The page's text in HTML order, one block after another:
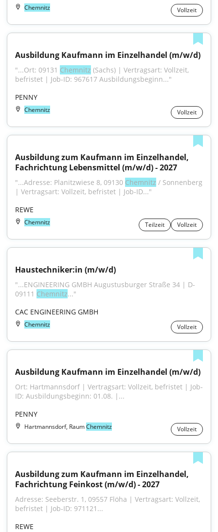
Chemnitz Vollzeit
Ausbildung Kaufmann im Einzelhandel (m/w/d)
"...Ort: 09131 Chemnitz (Sachs) | Vertragsart: Vollzeit,
befristet | Job-ID: 967617 Ausbildungsbeginn..."
PENNY
Chemnitz Vollzeit
Ausbildung zum Kaufmann im Einzelhandel,
Fachrichtung Lebensmittel (m/w/d) - 2027
"...Adresse: Planitzwiese 8, 09130 Chemnitz / Sonnenberg
| Vertragsart: Vollzeit, befristet | Job-ID..."
REWE
Chemnitz Teilzeit Vollzeit
Haustechniker:in (m/w/d)
"...ENGINEERING GMBH Augustusburger Straße 34 | D-
09111 Chemnitz..."
CAC ENGINEERING GMBH
Chemnitz Vollzeit
Ausbildung Kaufmann im Einzelhandel (m/w/d)
Ort: Hartmannsdorf | Vertragsart: Vollzeit, befristet | Job-
ID: Ausbildungsbeginn: 01.08. |...
PENNY
Hartmannsdorf, RaumChemnitz Vollzeit
Ausbildung zum Kaufmann im Einzelhandel,
Fachrichtung Feinkost (m/w/d) - 2027
Adresse: Seeberstr. 1, 09557 Flöha | Vertragsart: Vollzeit,
befristet | Job-ID: 971121...
REWE